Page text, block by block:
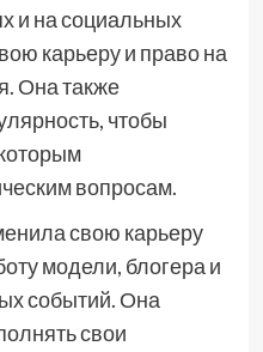
и на социальных
карьеру и право на
Она также
чтобы
вопросам.
свою карьеру
модели, блогера и
событий. Она
свои